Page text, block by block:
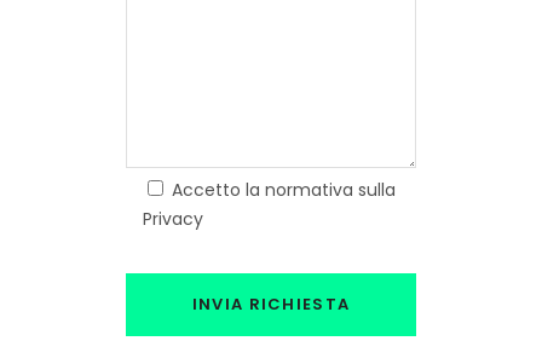
Accetto la normativa sulla
Privacy